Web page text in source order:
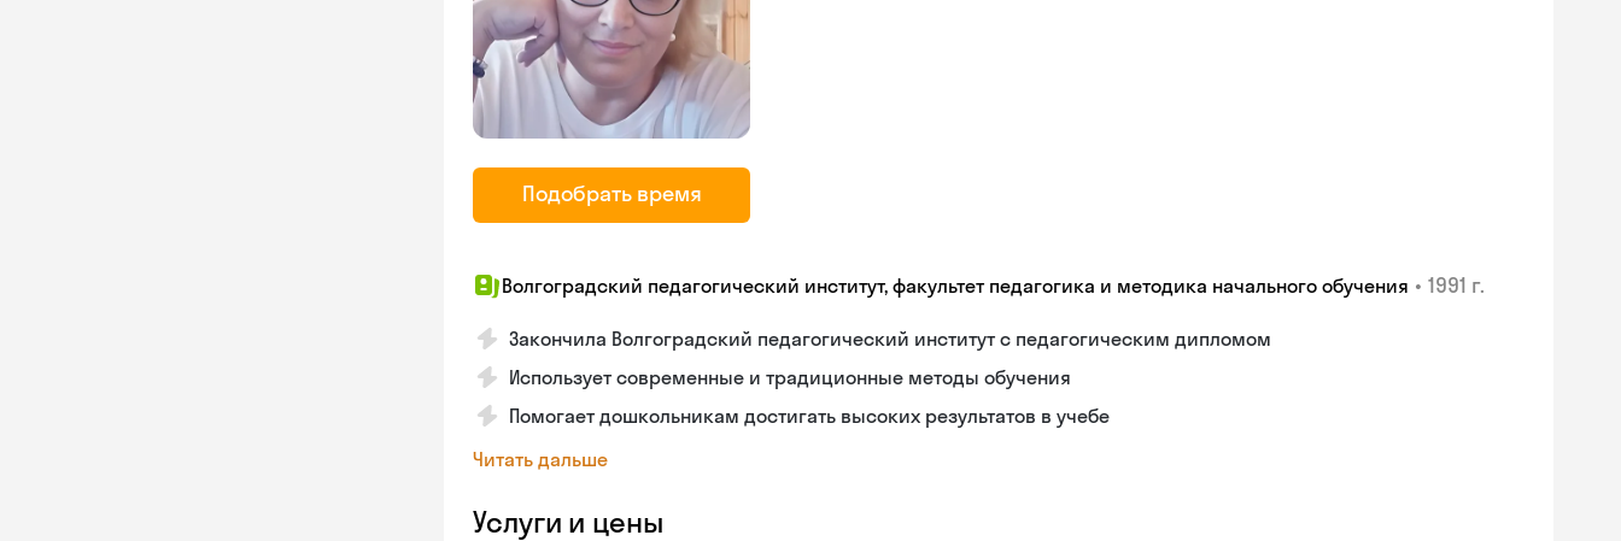
Подобрать время
Волгоградский педагогический институт, факультет педагогика и методика начального обучения • 1991 г.
Закончила Волгоградский педагогический институт с педагогическим дипломом
Использует современные и традиционные методы обучения
Помогает дошкольникам достигать высоких результатов в учебе
Читать дальше
Услуги и цены